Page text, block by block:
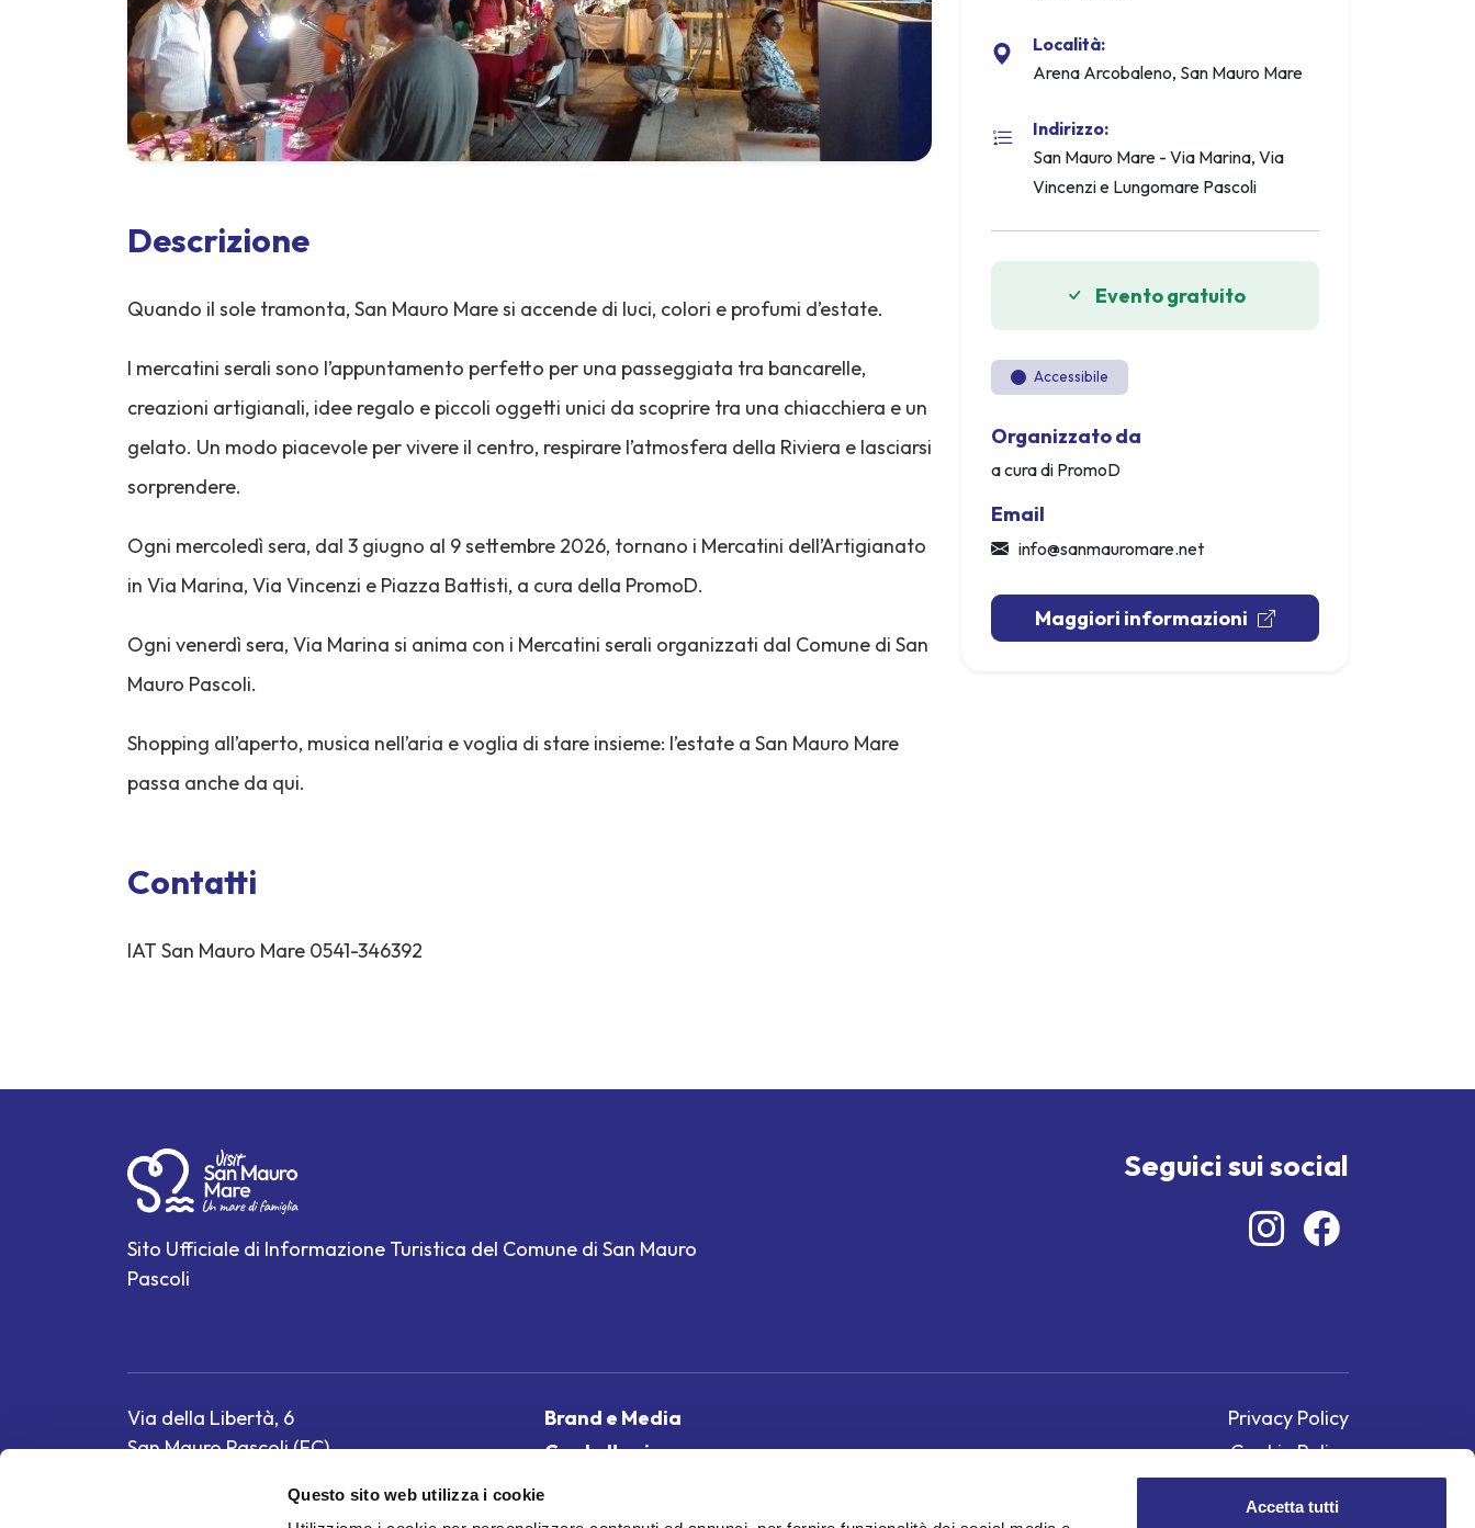
Questo sito web utilizza i cookie
Accetta tutti
Descrizione
Quando il sole tramonta, San Mauro Mare si accende di luci, colori e profumi d’estate.
I mercatini serali sono l’appuntamento perfetto per una passeggiata tra bancarelle,
creazioni artigianali, idee regalo e piccoli oggetti unici da scoprire tra una chiacchiera e un
gelato. Un modo piacevole per vivere il centro, respirare l’atmosfera della Riviera e lasciarsi
sorprendere.
Ogni mercoledì sera, dal 3 giugno al 9 settembre 2026, tornano i Mercatini dell’Artigianato
in Via Marina, Via Vincenzi e Piazza Battisti, a cura della PromoD.
Ogni venerdì sera, Via Marina si anima con i Mercatini serali organizzati dal Comune di San
Mauro Pascoli.
Shopping all’aperto, musica nell’aria e voglia di stare insieme: l’estate a San Mauro Mare
passa anche da qui.
Contatti
IAT San Mauro Mare 0541-346392
Località:
Arena Arcobaleno, San Mauro Mare
Indirizzo:
San Mauro Mare - Via Marina, Via
Vincenzi e Lungomare Pascoli
Evento gratuito
Accessibile
Organizzato da
a cura di PromoD
Email
info@sanmauromare.net
Maggiori informazioni
Sito Ufficiale di Informazione Turistica del Comune di San Mauro
Pascoli
Seguici sui social
Via della Libertà, 6
San Mauro Pascoli (FC)
info@sanmauromare.net
Brand e Media
Contattaci
Cesenatico e dintorni
Privacy Policy
Cookie Policy